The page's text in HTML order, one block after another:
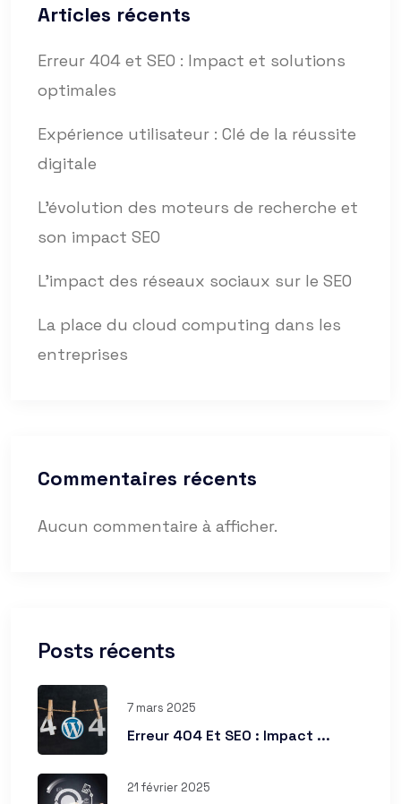
Articles récents
Erreur 404 et SEO : Impact et solutions
optimales
Expérience utilisateur : Clé de la réussite
digitale
L’évolution des moteurs de recherche et
son impact SEO
L’impact des réseaux sociaux sur le SEO
La place du cloud computing dans les
entreprises
Commentaires récents
Aucun commentaire à afficher.
Posts récents
7 mars 2025
Erreur 404 Et SEO : Impact ...
21 février 2025